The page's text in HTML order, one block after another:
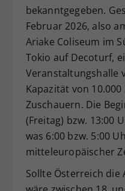
bekanntgegeben.
Februar 2026, also
Ariake Coliseum im
Tokio auf Decoturf,
Veranstaltungshalle
Kapazität von
Zuschauern. Die
(Freitag) bzw. 13:00
was 6:00 bzw. 5:00
mitteleuropäischer
Sollte Österreich die
Zweck
Dieser
zufällig
hat.